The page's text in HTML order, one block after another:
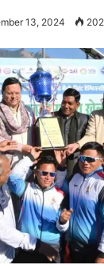
13, 2024 202